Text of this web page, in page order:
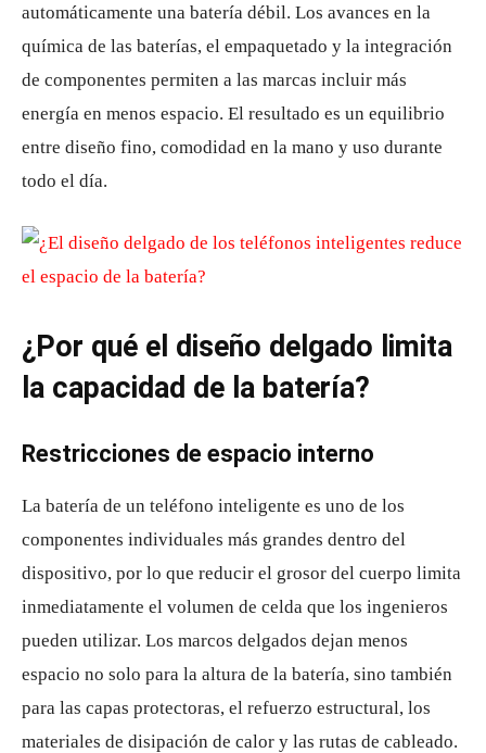
automáticamente una batería débil. Los avances en la
química de las baterías, el empaquetado y la integración
de componentes permiten a las marcas incluir más
energía en menos espacio. El resultado es un equilibrio
entre diseño fino, comodidad en la mano y uso durante
todo el día.
¿Por qué el diseño delgado limita
la capacidad de la batería?
Restricciones de espacio interno
La batería de un teléfono inteligente es uno de los
componentes individuales más grandes dentro del
dispositivo, por lo que reducir el grosor del cuerpo limita
inmediatamente el volumen de celda que los ingenieros
pueden utilizar. Los marcos delgados dejan menos
espacio no solo para la altura de la batería, sino también
para las capas protectoras, el refuerzo estructural, los
materiales de disipación de calor y las rutas de cableado.